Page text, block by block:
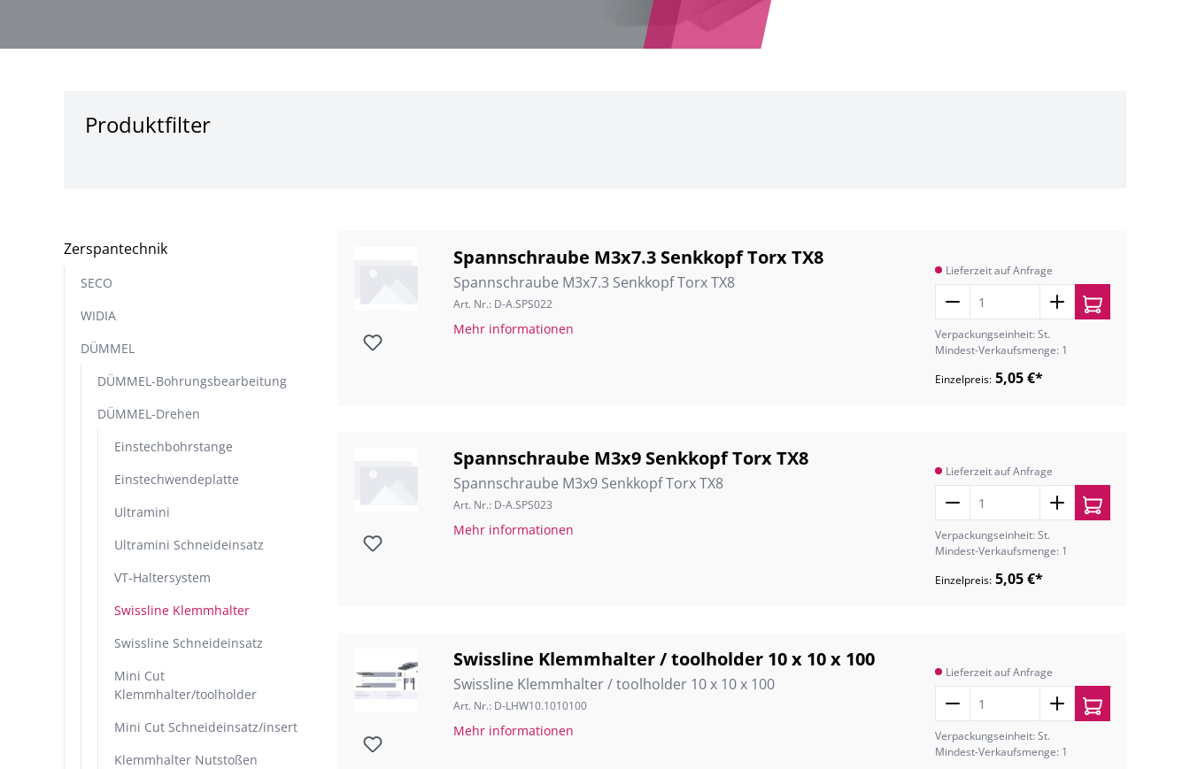
Produktfilter
Zerspantechnik
SECO
WIDIA
DÜMMEL
DÜMMEL-Bohrungsbearbeitung
DÜMMEL-Drehen
Einstechbohrstange
Einstechwendeplatte
Ultramini
Ultramini Schneideinsatz
VT-Haltersystem
Swissline Klemmhalter
Swissline Schneideinsatz
Mini Cut
Klemmhalter/toolholder
Mini Cut Schneideinsatz/insert
Klemmhalter Nutstoßen
Spannschraube M3x7.3 Senkkopf Torx TX8
Spannschraube M3x7.3 Senkkopf Torx TX8
Art. Nr.: D-A.SPS022
Mehr informationen
Lieferzeit auf Anfrage
Verpackungseinheit: St.
Mindest-Verkaufsmenge: 1
Einzelpreis: 5,05 €*
Spannschraube M3x9 Senkkopf Torx TX8
Spannschraube M3x9 Senkkopf Torx TX8
Art. Nr.: D-A.SPS023
Mehr informationen
Lieferzeit auf Anfrage
Verpackungseinheit: St.
Mindest-Verkaufsmenge: 1
Einzelpreis: 5,05 €*
Swissline Klemmhalter / toolholder 10 x 10 x 100
Swissline Klemmhalter / toolholder 10 x 10 x 100
Art. Nr.: D-LHW10.1010100
Mehr informationen
Lieferzeit auf Anfrage
Verpackungseinheit: St.
Mindest-Verkaufsmenge: 1